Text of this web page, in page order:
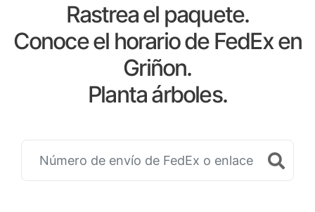
Rastrea el paquete.
Conoce el horario de FedEx en
Griñon.
Planta árboles.